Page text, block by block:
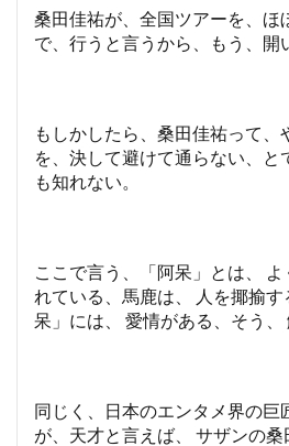
桑田佳祐が、全国ツアーを、ほ
で、行うと言うから、もう、開
もしかしたら、桑田佳祐って、
を、決して避けて通らない、と
も知れない。
ここで言う、「阿呆」とは、
れている、馬鹿は、 人を揶揄
呆」には、 愛情がある、そう、
同じく、日本のエンタメ界の巨
が、天才と言えば、 サザンの